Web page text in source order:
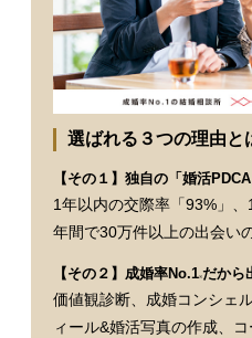
選ばれる３つの理由と
【その１】独自の「婚活
1年以内の交際率「93%」、
年間で30万件以上の出会い
【その２】成婚率No.1※だから
価値観診断、成婚コンシェ
ィール&婚活写真の作成、